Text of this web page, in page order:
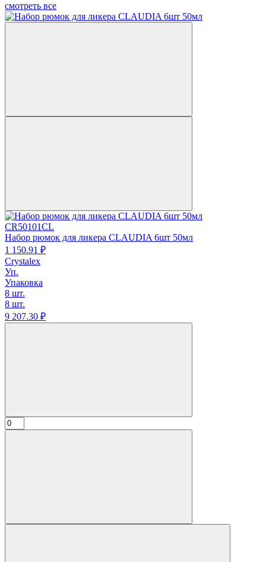
смотреть все
CR50101CL
Набор рюмок для ликера CLAUDIA 6шт 50мл
1 150.91 ₽
Crystalex
Уп.
Упаковка
8 шт.
8 шт.
9 207.30 ₽